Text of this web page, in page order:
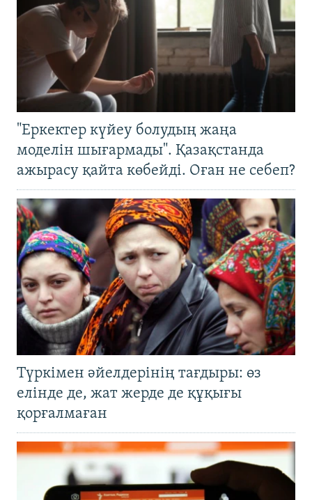
"Еркектер күйеу болудың жаңа
моделін шығармады". Қазақстанда
ажырасу қайта көбейді. Оған не себеп?
Түркімен әйелдерінің тағдыры: өз
елінде де, жат жерде де құқығы
қорғалмаған